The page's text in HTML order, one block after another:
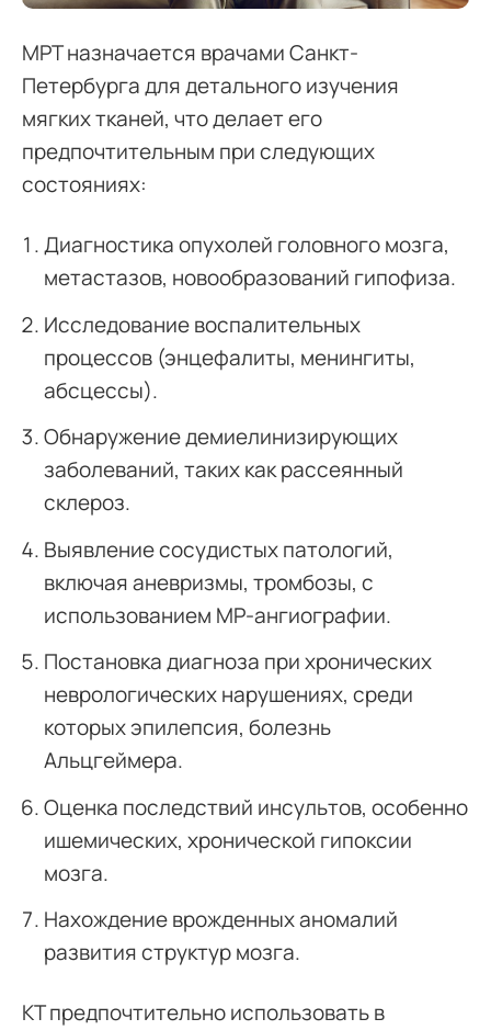
МРТ назначается врачами Санкт-
Петербурга для детального изучения
мягких тканей, что делает его
предпочтительным при следующих
состояниях:
Диагностика опухолей головного мозга,
метастазов, новообразований гипофиза.
Исследование воспалительных
процессов (энцефалиты, менингиты,
абсцессы).
Обнаружение демиелинизирующих
заболеваний, таких как рассеянный
склероз.
Выявление сосудистых патологий,
включая аневризмы, тромбозы, с
использованием МР-ангиографии.
Постановка диагноза при хронических
неврологических нарушениях, среди
которых эпилепсия, болезнь
Альцгеймера.
Оценка последствий инсультов, особенно
ишемических, хронической гипоксии
мозга.
Нахождение врожденных аномалий
развития структур мозга.
КТ предпочтительно использовать в